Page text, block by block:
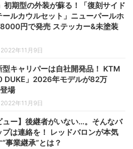
初期型の外装が蘇る！「復刻サイド
ールカウルセット」ニューパールホ
円で発売 ステッカー&未塗装
2022年11月9日
型キャリパーは自社開発品！ KTM
DUKE」2026年モデルが82万
場
2022年11月9日
ュー】後継者がいない…。そんなバ
プは連絡を！ レッドバロンが本気
事業継承”とは？